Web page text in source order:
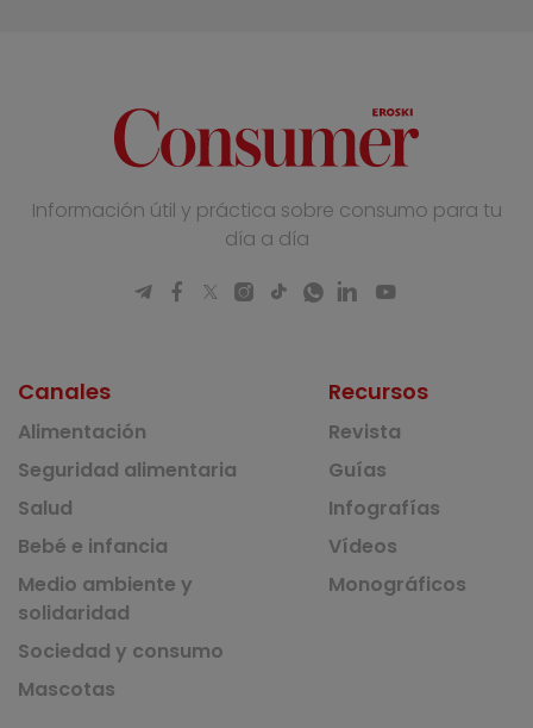
Información útil y práctica sobre consumo para tu
día a día
Canales
Alimentación
Seguridad alimentaria
Salud
Bebé e infancia
Medio ambiente y
solidaridad
Sociedad y consumo
Mascotas
Recursos
Revista
Guías
Infografías
Vídeos
Monográficos